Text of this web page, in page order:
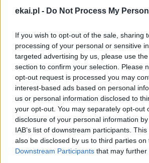
ekai.pl - Do Not Process My
If you wish to opt-out of the sale, sharing
processing of your personal or sensitive
targeted advertising by us, please use
section to confirm your selection. Please
opt-out request is processed you may
interest-based ads based on personal
us or personal information disclosed to
your opt-out. You may separately opt-out
disclosure of your personal information
IAB’s list of downstream participants.
also be disclosed by us to third parties on
Downstream Participants that may
Magnifica humanitasdla osób
stosujących sztuczną inteligencję
naukowców, inżynierów i
technologicznych?
Kluczowym przesłaniem jest dla mnie
być zbawcą świata, bo ta rola jest już
Możemy nie traktować sztucznej
zagrożenia samego w sobie i
użycie przez pryzmat dobra
zysku czy efektywności.